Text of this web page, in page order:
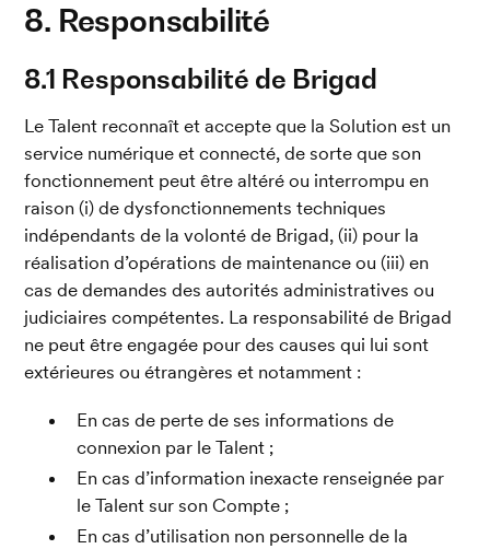
8. Responsabilité
8.1 Responsabilité de Brigad
Le Talent reconnaît et accepte que la Solution est un
service numérique et connecté, de sorte que son
fonctionnement peut être altéré ou interrompu en
raison (i) de dysfonctionnements techniques
indépendants de la volonté de Brigad, (ii) pour la
réalisation d’opérations de maintenance ou (iii) en
cas de demandes des autorités administratives ou
judiciaires compétentes. La responsabilité de Brigad
ne peut être engagée pour des causes qui lui sont
extérieures ou étrangères et notamment :
En cas de perte de ses informations de
connexion par le Talent ;
En cas d’information inexacte renseignée par
le Talent sur son Compte ;
En cas d’utilisation non personnelle de la